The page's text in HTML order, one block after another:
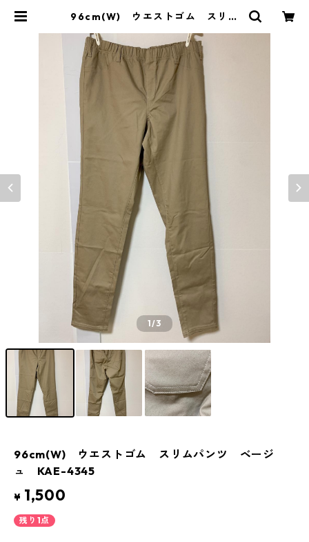
96cm(W) ウエストゴム スリム
OLUCK PRODUCE
1/3
96cm(W) ウエストゴム スリムパンツ ベージ
ュ KAE-4345
¥ 1,500
残り1点